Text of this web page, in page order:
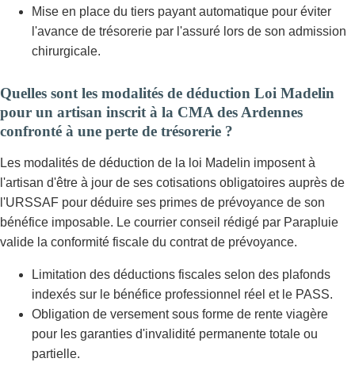
Mise en place du tiers payant automatique pour éviter
l'avance de trésorerie par l'assuré lors de son admission
chirurgicale.
Quelles sont les modalités de déduction Loi Madelin
pour un artisan inscrit à la CMA des Ardennes
confronté à une perte de trésorerie ?
Les modalités de déduction de la loi Madelin imposent à
l'artisan d'être à jour de ses cotisations obligatoires auprès de
l'URSSAF pour déduire ses primes de prévoyance de son
bénéfice imposable. Le courrier conseil rédigé par Parapluie
valide la conformité fiscale du contrat de prévoyance.
Limitation des déductions fiscales selon des plafonds
indexés sur le bénéfice professionnel réel et le PASS.
Obligation de versement sous forme de rente viagère
pour les garanties d'invalidité permanente totale ou
partielle.